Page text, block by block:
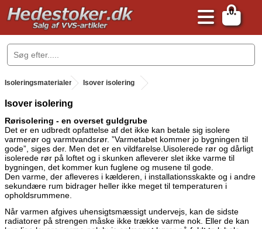
0
.
Isoleringsmaterialer . Isover isolering
Isover isolering
Rørisolering - en overset guldgrube
Det er en udbredt opfattelse af det ikke kan betale sig isolere
varmerør og varmtvandsrør. ”Varmetabet kommer jo bygningen til
gode”, siges der. Men det er en vildfarelse.Uisolerede rør og dårligt
isolerede rør på loftet og i skunken afleverer slet ikke varme til
bygningen, det kommer kun fuglene og musene til gode.
Den varme, der afleveres i kælderen, i installationsskakte og i andre
sekundære rum bidrager heller ikke meget til temperaturen i
opholdsrummene.
Når varmen afgives uhensigtsmæssigt undervejs, kan de sidste
radiatorer på strengen måske ikke trække varme nok. Eller de kan